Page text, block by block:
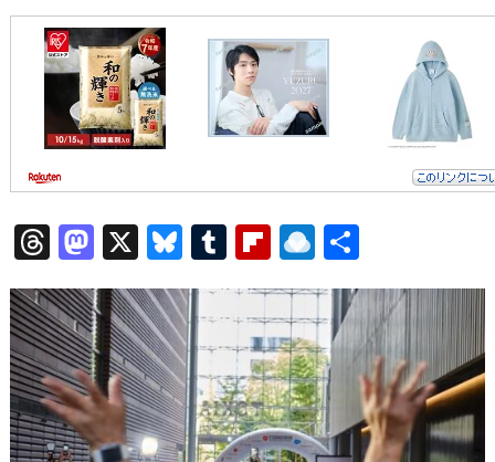
T
hr
e
a
d
s
M
a
st
o
d
o
X
Bl
u
e
s
k
y
T
u
m
bl
r
Fl
ip
b
o
ar
d
R
ai
n
dr
o
p.
有